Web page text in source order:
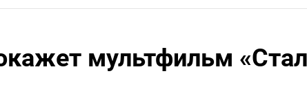
мультфильм